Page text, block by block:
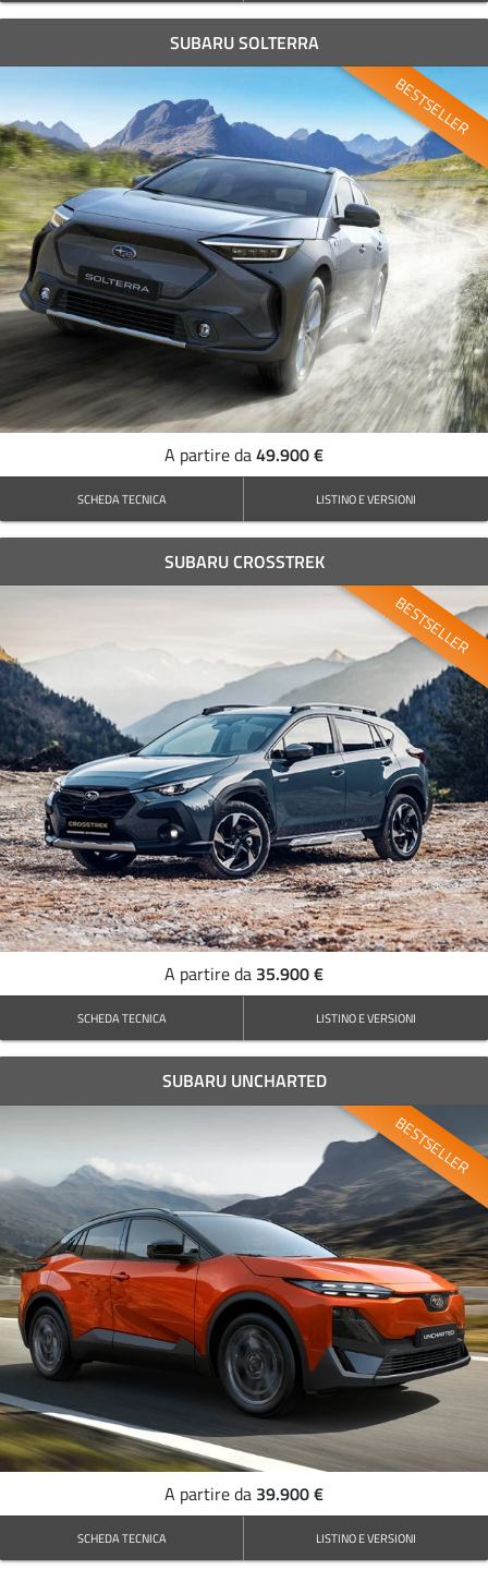
SUBARU SOLTERRA
BESTSELLER
A partire da49.900 €
SCHEDA TECNICA LISTINO E VERSIONI
SUBARU CROSSTREK
BESTSELLER
A partire da 35.900 €
SCHEDA TECNICA LISTINO E VERSIONI
SUBARU UNCHARTED
BESTSELLER
A partire da 39.900 €
SCHEDA TECNICA LISTINO E VERSIONI